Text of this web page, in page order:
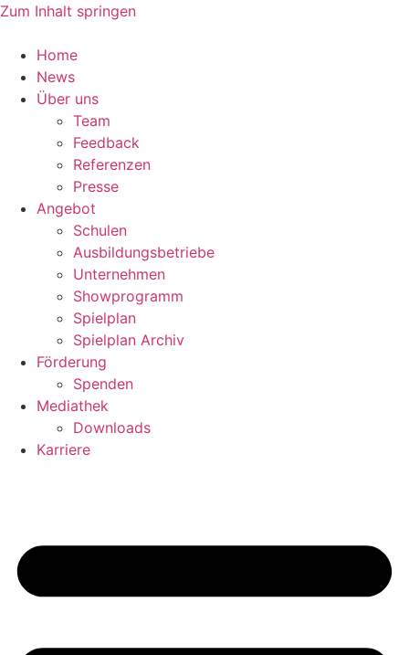
Zum Inhalt springen
Home
News
Über uns
Team
Feedback
Referenzen
Presse
Angebot
Schulen
Ausbildungsbetriebe
Unternehmen
Showprogramm
Spielplan
Spielplan Archiv
Förderung
Spenden
Mediathek
Downloads
Karriere